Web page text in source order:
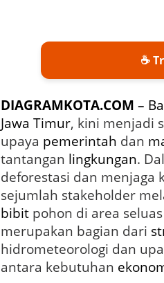
b
o
o
n
u
n
t
u
k
M
a
a
D
e
☕
DIAGRAMKOTA.COM –
Jawa Timur, kini menjadi
upaya pemerintah dan
tantangan lingkungan.
deforestasi dan menjaga
sejumlah stakeholder
bibitpohon di area
merupakan bagian dari
hidrometeorologi dan
antara kebutuhan